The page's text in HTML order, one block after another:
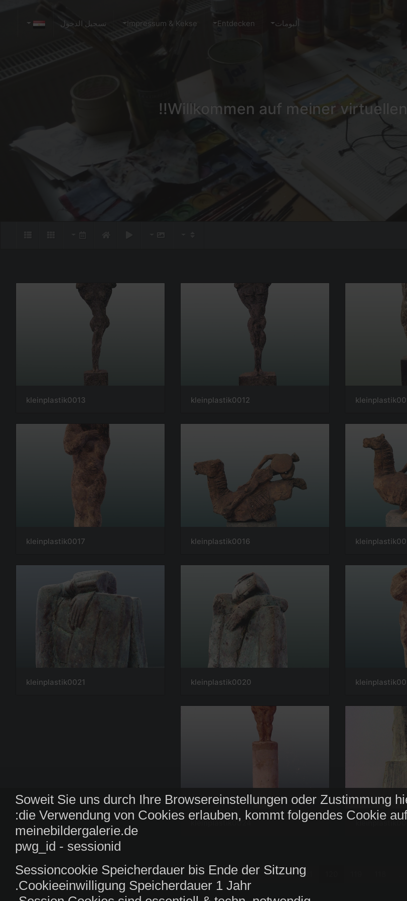
ألبومات Entdecken
Impressum & Kekse تسجيل الدخول
Willkommen auf meiner virtuellen
Soweit Sie uns durch Ihre Browsereinstellungen oder Zustimmung
die Verwendung von Cookies erlauben, kommt folgendes Cookie
meinebildergalerie.de
pwg_id - sessionid
Sessioncookie Speicherdauer bis Ende der Sitzung
Cookieeinwilligung Speicherdauer 1 Jahr.
kleinplastik0012
kleinplastik0013
kleinplastik0016
kleinplastik0017
kleinplastik0020
kleinplastik0021
kleinplastik0024
121
122
141